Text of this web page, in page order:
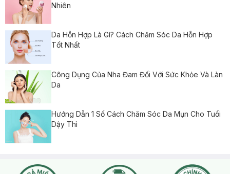
Nhiên
Da Hỗn Hợp Là Gì? Cách Chăm Sóc Da Hỗn Hợp
Tốt Nhất
Công Dụng Của Nha Đam Đối Với Sức Khỏe Và Làn
Da
Hướng Dẫn 1 Số Cách Chăm Sóc Da Mụn Cho Tuổi
Dậy Thì